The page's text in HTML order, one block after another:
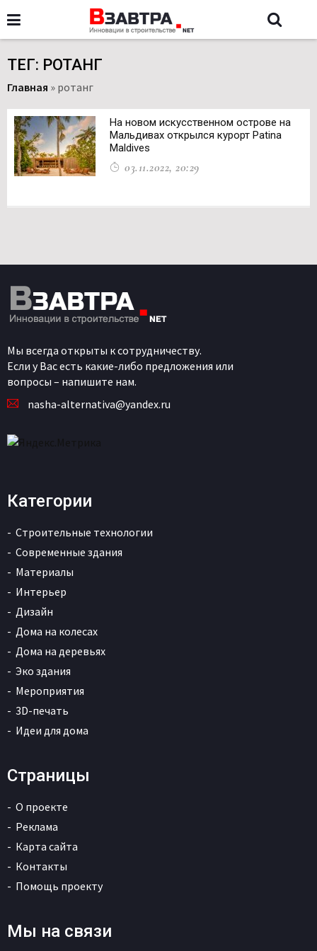
ТЕГ: РОТАНГ
Главная » ротанг
На новом искусственном острове на
Мальдивах открылся курорт Patina
Maldives
03.11.2022, 20:29
Мы всегда открыты к сотрудничеству.
Если у Вас есть какие-либо предложения или
вопросы – напишите нам.
nasha-alternativa@yandex.ru
Категории
Строительные технологии
Современные здания
Материалы
Интерьер
Дизайн
Дома на колесах
Дома на деревьях
Эко здания
Мероприятия
3D-печать
Идеи для дома
Страницы
О проекте
Реклама
Карта сайта
Контакты
Помощь проекту
Мы на связи